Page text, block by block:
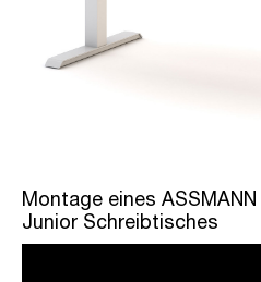
Montage eines
Junior Schreibtisches